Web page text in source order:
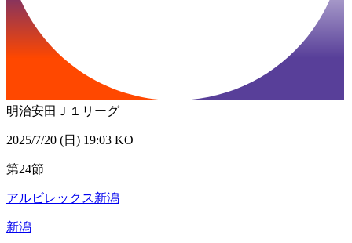
明治安田Ｊ１リーグ
2025/7/20 (日) 19:03 KO
第24節
アルビレックス新潟
新潟